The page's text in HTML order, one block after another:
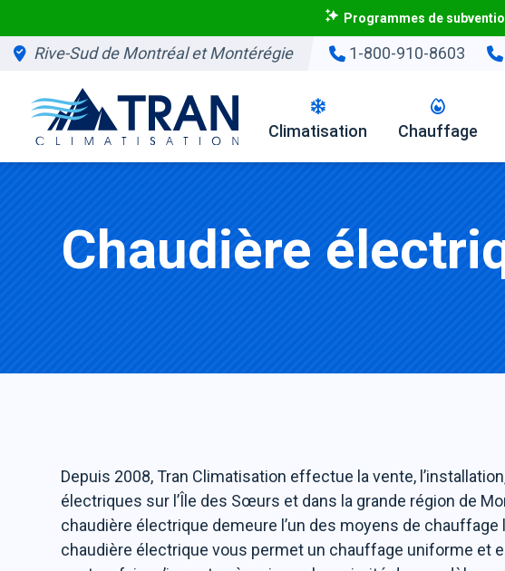
Programmes de
Rive-Sud de Montréal et Montérégie 1-800-910-8603
Climatisation Chauffage
Chaudière
Depuis 2008, Tran Climatisation effectue la vente,
électriques sur l’Île des Sœurs et dans la grande région de
chaudière électrique demeure l’un des moyens de
chaudière électrique vous permet un chauffage uniforme et